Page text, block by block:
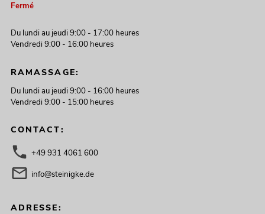
Fermé
Du lundi au jeudi 9:00 - 17:00 heures
Vendredi 9:00 - 16:00 heures
RAMASSAGE:
Du lundi au jeudi 9:00 - 16:00 heures
Vendredi 9:00 - 15:00 heures
CONTACT:
+49 931 4061 600
info@steinigke.de
ADRESSE: